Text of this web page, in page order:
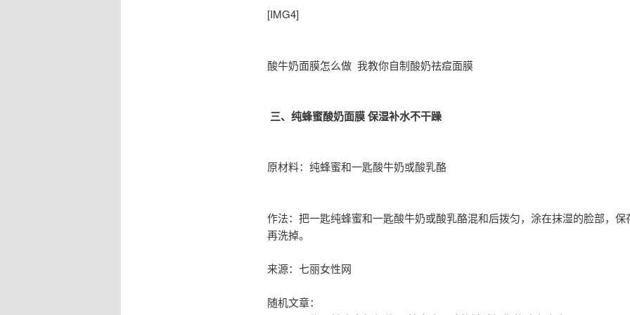
[IMG4]
酸牛奶面膜怎么做 我教你自制酸奶祛痘面膜
三、纯蜂蜜酸奶面膜 保湿补水不干躁
原材料：纯蜂蜜和一匙酸牛奶或酸乳酪
作法：把一匙纯蜂蜜和一匙酸牛奶或酸乳酪混和后拨匀，涂在抹湿的脸部，保
再洗掉。
来源：七丽女性网
随机文章：